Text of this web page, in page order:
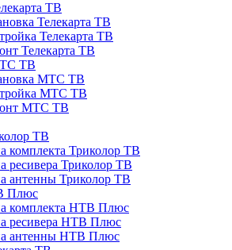
ТВ
Телекарта ТВ
Телекарта ТВ
Телекарта ТВ
ТВ
МТС ТВ
МТС ТВ
МТС ТВ
ТВ
комплекта Триколор ТВ
ресивера Триколор ТВ
антенны Триколор ТВ
Плюс
комплекта НТВ Плюс
ресивера НТВ Плюс
антенны НТВ Плюс